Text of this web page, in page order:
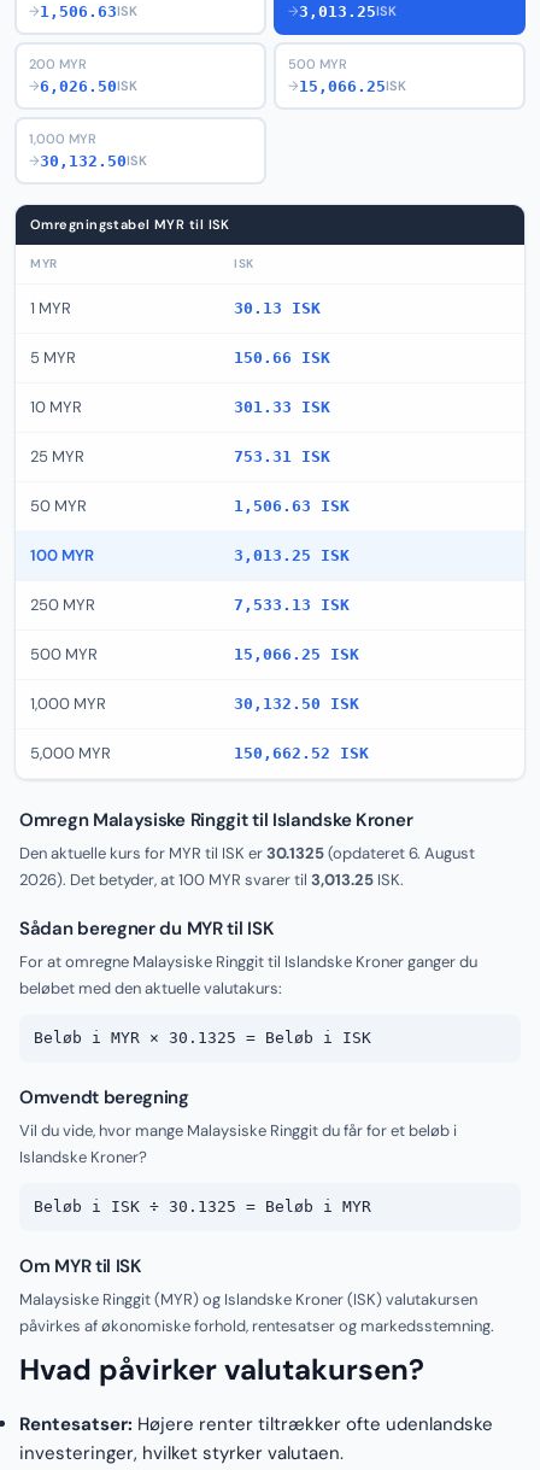
→1,506.63ISK
→3,013.25ISK
200 MYR
→6,026.50ISK
500 MYR
→15,066.25ISK
1,000 MYR
→30,132.50ISK
Omregningstabel MYR til ISK
MYR ISK
1 MYR 30.13 ISK
5 MYR 150.66 ISK
10 MYR 301.33 ISK
25 MYR 753.31 ISK
50 MYR 1,506.63 ISK
100 MYR 3,013.25 ISK
250 MYR 7,533.13 ISK
500 MYR 15,066.25 ISK
1,000 MYR 30,132.50 ISK
5,000 MYR 150,662.52 ISK
Omregn Malaysiske Ringgit til Islandske Kroner
Den aktuelle kurs for MYR til ISK er30.1325(opdateret6. August
2026). Det betyder, at 100 MYR svarer til 3,013.25 ISK.
Sådan beregner du MYR til ISK
For at omregne Malaysiske Ringgit til Islandske Kroner ganger du
beløbet med den aktuelle valutakurs:
Beløb i MYR × 30.1325 = Beløb i ISK
Omvendt beregning
Vil du vide, hvor mange Malaysiske Ringgit du får for et beløb i
Islandske Kroner?
Beløb i ISK ÷ 30.1325 = Beløb i MYR
Om MYR til ISK
Malaysiske Ringgit (MYR) og Islandske Kroner (ISK) valutakursen
påvirkes af økonomiske forhold, rentesatser og markedsstemning.
Hvad påvirker valutakursen?
Rentesatser: Højere renter tiltrækker ofte udenlandske
investeringer, hvilket styrker valutaen.